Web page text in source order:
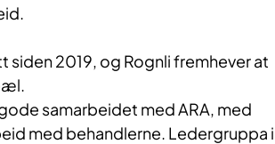
2019, og Rognli fremhever at
samarbeidet med ARA, med
med behandlerne. Ledergruppa i